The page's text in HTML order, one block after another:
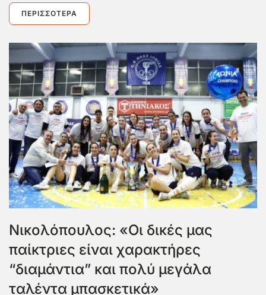
ΠΕΡΙΣΣΌΤΕΡΑ
Νικολόπουλος: «Οι δικές μας
παίκτριες είναι χαρακτήρες
“διαμάντια” και πολύ μεγάλα
ταλέντα μπασκετικά»